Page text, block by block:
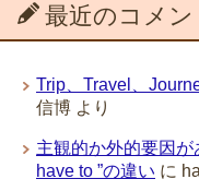
最近のコメン
Trip、Travel、
信博 より
主観的か外的要因が
have to ”の違い に